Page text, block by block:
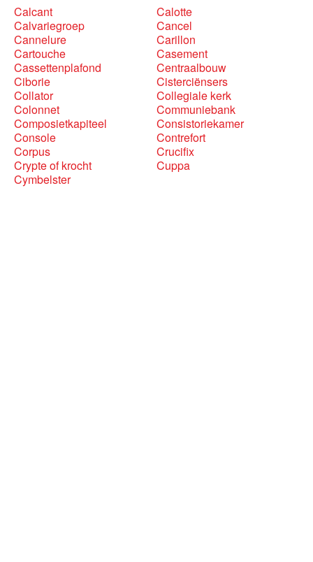
Calcant
Calotte
Calvariegroep
Cancel
Cannelure
Carillon
Cartouche
Casement
Cassettenplafond
Centraalbouw
Ciborie
Cisterciënsers
Collator
Collegiale kerk
Colonnet
Communiebank
Composietkapiteel
Consistoriekamer
Console
Contrefort
Corpus
Crucifix
Crypte of krocht
Cuppa
Cymbelster